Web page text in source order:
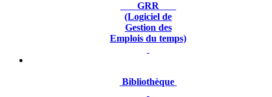
GRR
(Logiciel de
Gestion des
Emplois du temps)
Bibliothèque